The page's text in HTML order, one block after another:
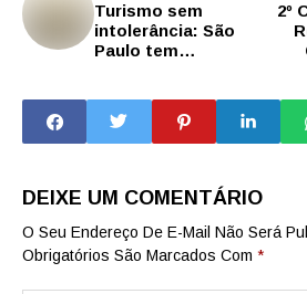
Turismo sem
intolerância: São
Paulo tem
diversidade
religiosa
2º
DEIXE UM COMENTÁRIO
O Seu Endereço De E-Mail Não Será
Obrigatórios São Marcados Com *